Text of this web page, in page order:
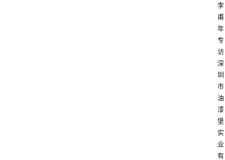
李
甫
年
专
访
深
圳
市
油
漆
堡
实
业
有